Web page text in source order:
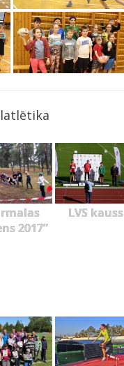
2017”
LVS kauss